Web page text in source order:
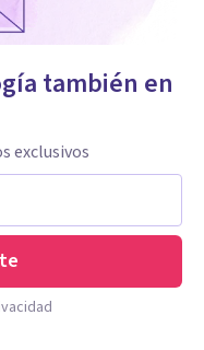
también en
exclusivos